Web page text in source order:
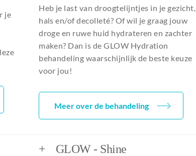
je
Heb je last van droogtelijntjes in je gezicht,
hals en/of decolleté? Of wil je graag jouw
droge en ruwe huid hydrateren en zachter
maken? Dan is de GLOW Hydration
behandeling waarschijnlijk de beste keuze
voor jou!
Meer over de behandeling
+ GLOW - Shine